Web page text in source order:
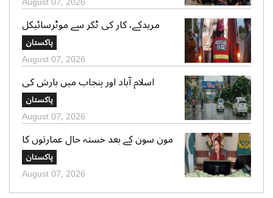
مریدکے، کار کی ٹکر سے موٹرسائیکل
سوار 2 دوست جاں بحق، بچہ شدید
زخمی
پاکستان
August 07, 2026
اسلام آباد اور پنجاب میں بارش کی
پیشگوئی، کراچی میں بوندا باندی کا
امکان
پاکستان
August 07, 2026
مون سون کے بعد خستہ حال عمارتوں کا
سروے کرایا جائے، وزیراعلی پنجاب کی
ہدایت
پاکستان
August 07, 2026